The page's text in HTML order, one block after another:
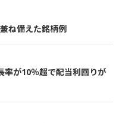
ね備えた銘柄例
率が10％超で配当利回りが